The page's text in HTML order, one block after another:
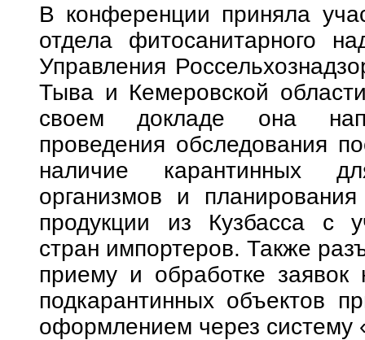
В конференции приняла
отдела фитосанитарного
Управления
Тыва и Кемеровской
своем докладе она
проведения обследования
наличие карантинных
организмов и планирования
продукции из Кузбасса с
стран импортеров. Также
приему и обработке заявок
подкарантинных объектов
оформлением через систему